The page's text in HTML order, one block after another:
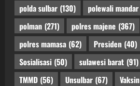
polda sulbar (130) polewali mandar
polman (271) polres majene (367)
polres mamasa (62) Presiden (40)
Sosialisasi (50) sulawesi barat (91)
TMMD (56) Unsulbar (67) Vaksin